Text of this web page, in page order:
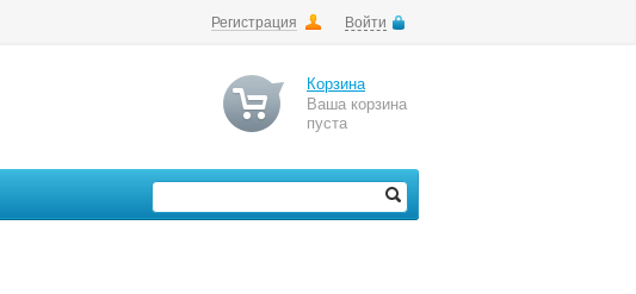
Регистрация Войти
Корзина
Ваша корзина
пуста